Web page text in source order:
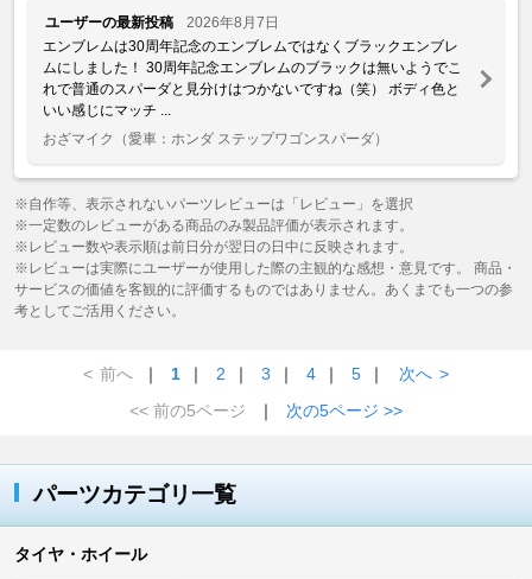
ユーザーの最新投稿
2026年8月7日
エンブレムは30周年記念のエンブレムではなくブラックエンブレ
ムにしました！ 30周年記念エンブレムのブラックは無いようでこ
れで普通のスパーダと見分けはつかないですね（笑） ボディ色と
いい感じにマッチ ...
おざマイク
（愛車：ホンダ ステップワゴンスパーダ）
※自作等、表示されないパーツレビューは「レビュー」を選択
※一定数のレビューがある商品のみ製品評価が表示されます。
※レビュー数や表示順は前日分が翌日の日中に反映されます。
※レビューは実際にユーザーが使用した際の主観的な感想・意見です。 商品・
サービスの価値を客観的に評価するものではありません。あくまでも一つの参
考としてご活用ください。
< 前へ ｜ 1 ｜ 2 ｜ 3 ｜ 4 ｜ 5 ｜ 次へ >
<< 前の5ページ
｜ 次の5ページ >>
パーツカテゴリ一覧
タイヤ・ホイール